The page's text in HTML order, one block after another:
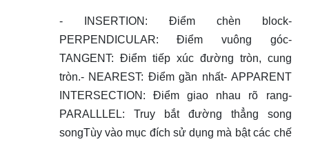
- INSERTION : Điểm chèn block-
PERPENDICULAR: Điểm vuông góc-
TANGENT: Điểm tiếp xúc đường tròn, cung
tròn.- NEAREST: Điểm gần nhất- APPARENT
INTERSECTION : Điểm giao nhau rõ rang-
PARALLLEL: Truy bắt đường thẳng song
songTùy vào mục đích sử dụng mà bật các chế